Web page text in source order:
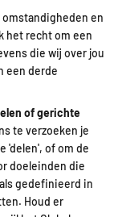
omstandigheden en
het recht om een
die wij over jou
een derde
of gerichte
te verzoeken je
'delen', of om de
doeleinden die
gedefinieerd in
Houd er